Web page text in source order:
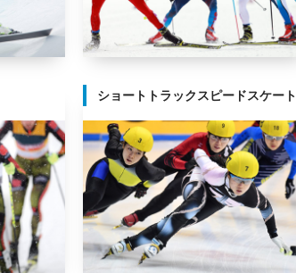
ショートトラックスピードスケート